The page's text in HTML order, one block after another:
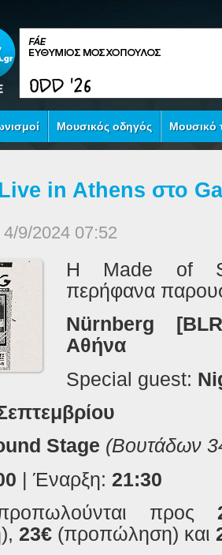
Μουσικός οδηγός Μουσικό
in Athens στο
4/9/2024 07:52
Η Made of
περήφανα
Nürnberg [BLR
Αθήνα
Special guest:
Stage (Βουτάδων
| Έναρξη: 21:30
προπωλούνται προς
23€ (προπώληση) και